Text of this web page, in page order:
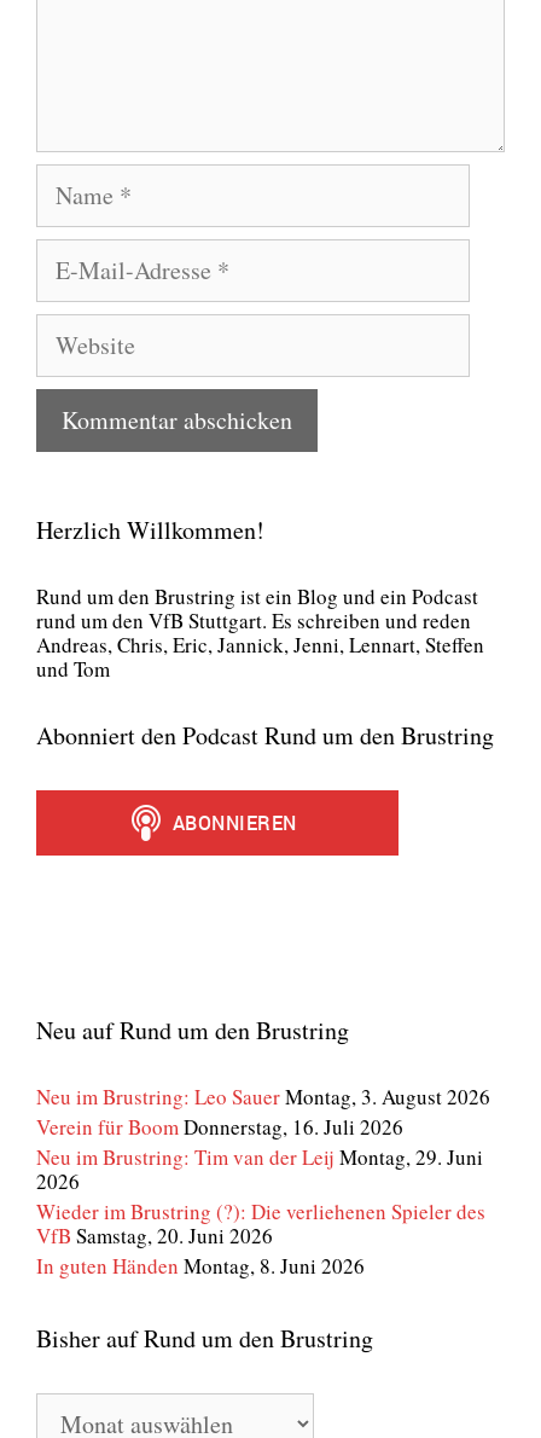
Mail-
Adresse
Herzlich Willkommen!
Rund um den Brust­ring ist ein Blog und ein Pod­cast
rund um den VfB Stutt­gart. Es schrei­ben und reden
Andre­as, Chris, Eric, Jan­nick, Jen­ni, Lenn­art, Stef­fen
und Tom
Abonniert den Podcast Rund um den Brustring
Neu auf Rund um den Brustring
Neu im Brustring: Leo SauerMontag, 3. August 2026
Verein für BoomDonnerstag, 16. Juli 2026
Neu im Brustring: Tim van der Leij Montag, 29. Juni
2026
Wieder im Brustring (?): Die verliehenen Spieler des
VfB Samstag, 20. Juni 2026
In guten Händen Montag, 8. Juni 2026
Bisher auf Rund um den Brustring
Bisher
auf